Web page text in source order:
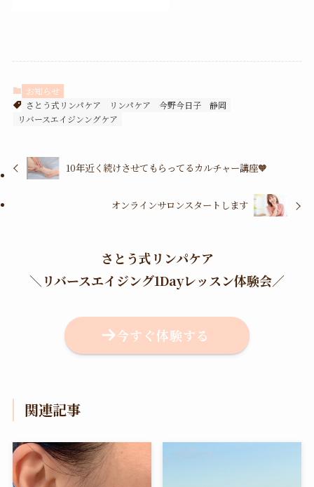
お知らせ
さとう式リンパケア
リンパケア 今野今日子
静岡
リバースエイジンングケア
10年近く続けさせてもらってるカルチャー講座🧡
オンラインサロンスタートします
さとう式リンパケア
＼ リバースエイジング1Dayレッスン体験会／
今すぐ体験する
関連記事